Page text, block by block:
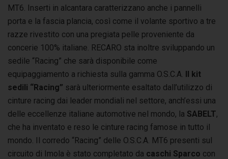
MT6. Inserti in alcantara caratterizzano anche i pannelli
porta e la fascia plancia, così come il volante sportivo a tre
razze rivestito con una pregiata pelle proveniente da
concerie 100% italiane. RECARO sta inoltre sviluppando un
sedile “Racing” che sarà disponibile come
equipaggiamento a richiesta sulla gamma O.S.C.A. Il kit
sedili “Racing” sarà ulteriormente esaltato dall’utilizzo di
cinture racing dai leader mondiali nel settore, anch’essi una
delle eccellenze italiane automotive nel mondo, la SABELT,
che ha inventato e reso le cinture racing famose in tutto il
mondo. Il corredo “Racing” delle O.S.C.A. MT6 presenti sul
circuito di Imola è stato completato da caschi Sparco con